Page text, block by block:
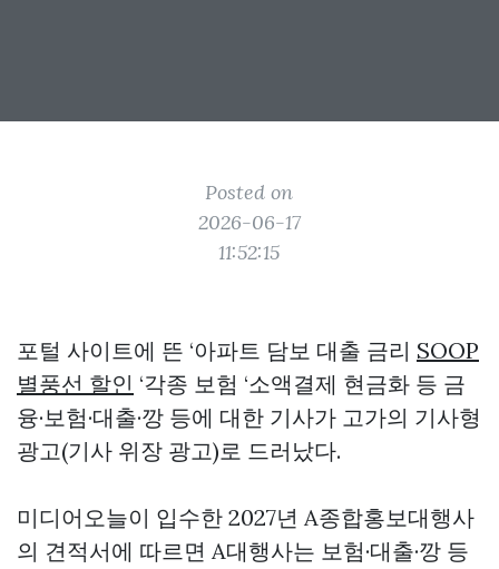
Posted on
2026-06-17
11:52:15
포털 사이트에 뜬 ‘아파트 담보 대출 금리 SOOP
별풍선 할인 ‘각종 보험 ‘소액결제 현금화 등 금
융·보험·대출·깡 등에 대한 기사가 고가의 기사형
광고(기사 위장 광고)로 드러났다.
미디어오늘이 입수한 2027년 A종합홍보대행사
의 견적서에 따르면 A대행사는 보험·대출·깡 등